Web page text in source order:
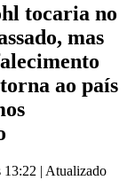
tocaria no
mas
ao país
13:22 | Atualizado